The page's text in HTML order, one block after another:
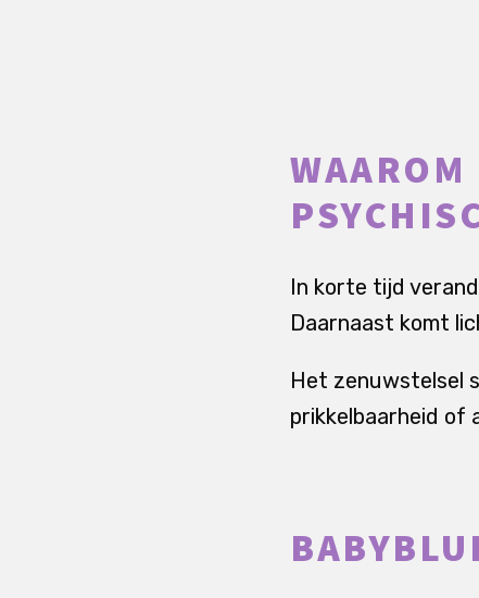
In korte tijd
Daarnaast komt
Het zenuwstelsel
prikkelbaarheid of